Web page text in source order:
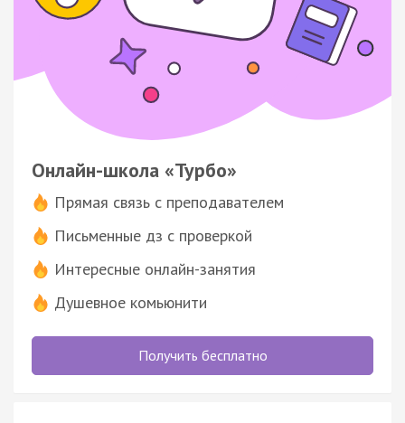
Онлайн-школа «Турбо»
Прямая связь с преподавателем
Письменные дз с проверкой
Интересные онлайн-занятия
Душевное комьюнити
Получить бесплатно